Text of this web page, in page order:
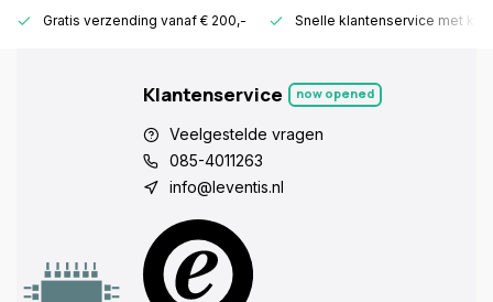
Gratis verzending vanaf € 200,- Snelle klantenservice met
Klantenservice now opened
Veelgestelde vragen
085-4011263
info@leventis.nl